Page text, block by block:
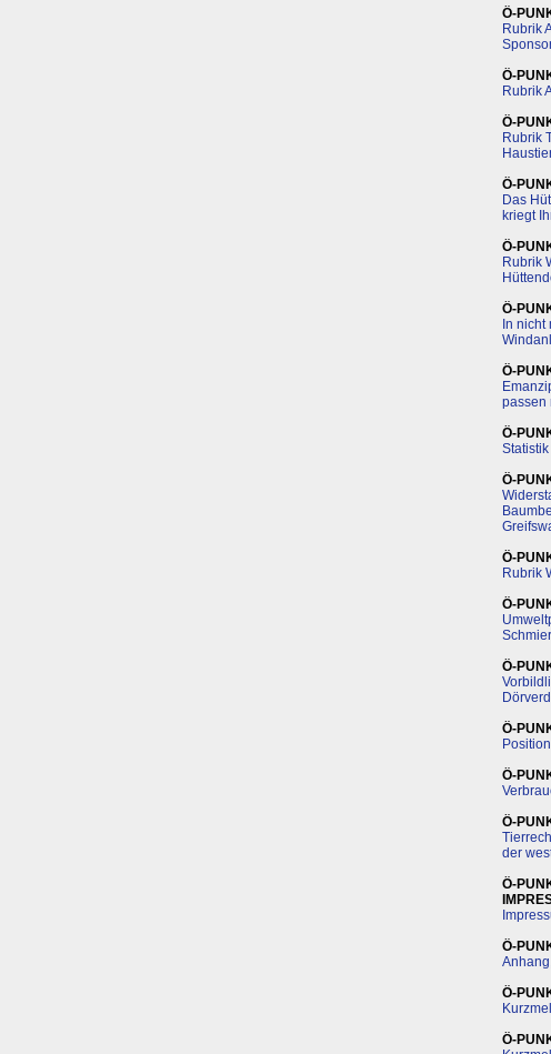
Ö-
Rubrik
Ö-
Rubrik
Ö-
Rubrik
Ö-
Das
kriegt
Ö-
Rubrik
Ö-
In
Ö-
passen
Ö-
Ö-
Ö-
Rubrik
Ö-
Ö-
Ö-
Ö-
Ö-
der
Ö-
Ö-
Ö-
Ö-